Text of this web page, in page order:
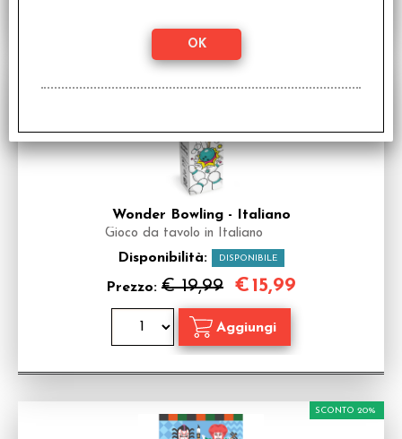
Wonder Bowling - Italiano
Gioco da tavolo in Italiano
Disponibilità: DISPONIBILE
Prezzo: € 19,99 €15,99
SCONTO 20%